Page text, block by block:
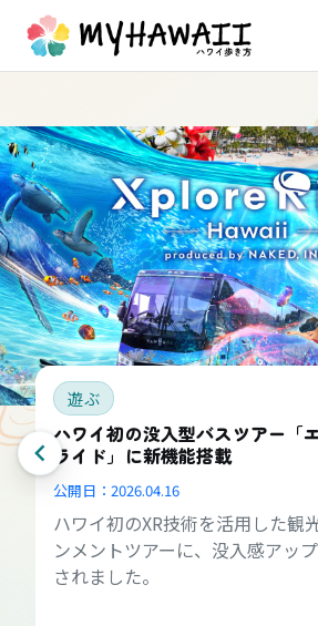
遊ぶ
ハワイ初の没入型バスツアー「
ライド」に新機能搭載
公開日： 2026.04.16
ハワイ初のXR技術を活用した観
ンメントツアーに、没入感アッ
されました。